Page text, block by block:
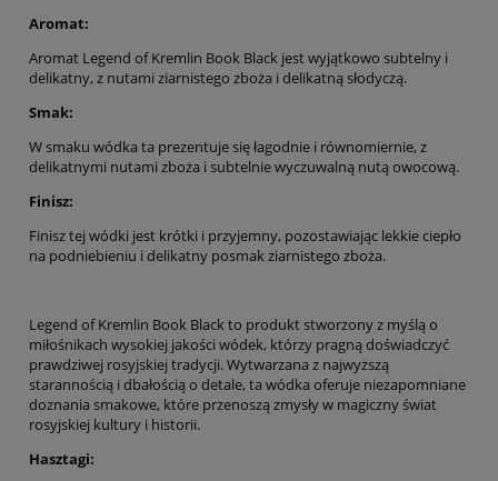
Aromat:
Aromat Legend of Kremlin Book Black jest wyjątkowo subtelny i
delikatny, z nutami ziarnistego zboża i delikatną słodyczą.
Smak:
W smaku wódka ta prezentuje się łagodnie i równomiernie, z
delikatnymi nutami zboża i subtelnie wyczuwalną nutą owocową.
Finisz:
Finisz tej wódki jest krótki i przyjemny, pozostawiając lekkie ciepło
na podniebieniu i delikatny posmak ziarnistego zboża.
Legend of Kremlin Book Black to produkt stworzony z myślą o
miłośnikach wysokiej jakości wódek, którzy pragną doświadczyć
prawdziwej rosyjskiej tradycji. Wytwarzana z najwyższą
starannością i dbałością o detale, ta wódka oferuje niezapomniane
doznania smakowe, które przenoszą zmysły w magiczny świat
rosyjskiej kultury i historii.
Hasztagi: